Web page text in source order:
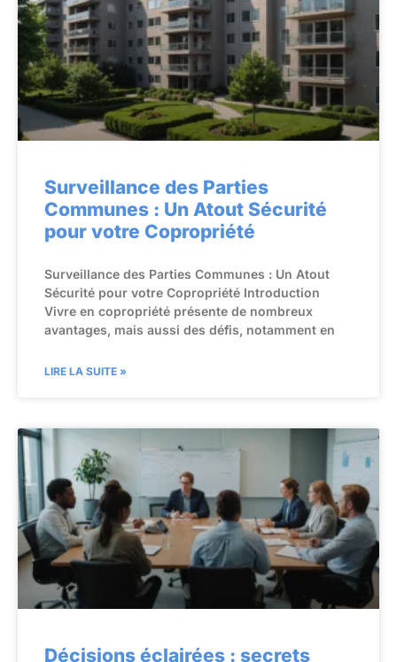
Surveillance des Parties
Communes : Un Atout Sécurité
pour votre Copropriété
Surveillance des Parties Communes : Un Atout
Sécurité pour votre Copropriété Introduction
Vivre en copropriété présente de nombreux
avantages, mais aussi des défis, notamment en
LIRE LA SUITE »
Décisions éclairées : secrets